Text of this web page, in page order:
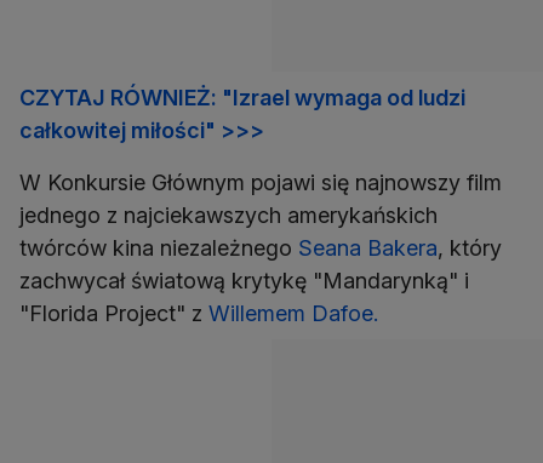
CZYTAJ RÓWNIEŻ: "Izrael wymaga od ludzi
całkowitej miłości" >>>
W Konkursie Głównym pojawi się najnowszy film
jednego z najciekawszych amerykańskich
twórców kina niezależnego Seana Bakera, który
zachwycał światową krytykę "Mandarynką" i
"Florida Project" z Willemem Dafoe.